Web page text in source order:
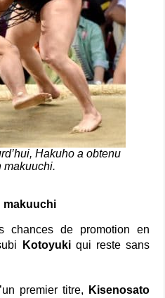
Hakuho a obtenu
makuuchi.
makuuchi
chances de promotion en
Kotoyukiqui reste sans
premier titre,
Kisenosato